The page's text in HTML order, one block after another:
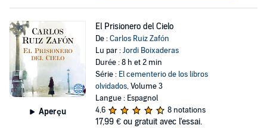
Aperçu
El Prisionero del Cielo
De :Carlos Ruiz Zafón
Lu par :Jordi Boixaderas
Durée : 8 h et 2 min
Série : El cementerio de los libros
olvidados, Volume 3
Langue : Espagnol
4,6
8 notations
17,99 € ou gratuit avec l'essai.